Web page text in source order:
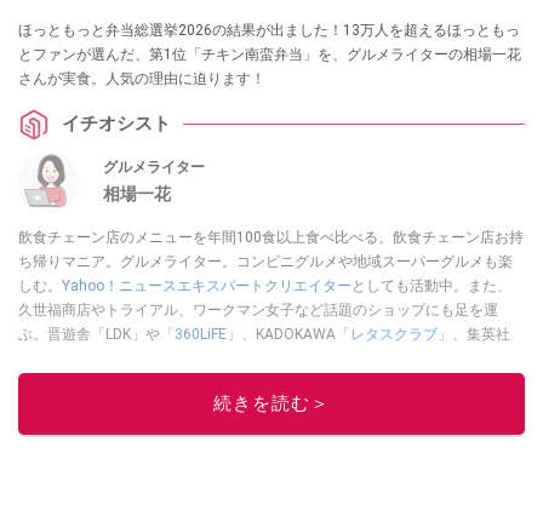
ほっともっと弁当総選挙2026の結果が出ました！13万人を超えるほっともっ
とファンが選んだ、第1位「チキン南蛮弁当」を、グルメライターの相場一花
さんが実食。人気の理由に迫ります！
イチオシスト
グルメライター
相場一花
飲食チェーン店のメニューを年間100食以上食べ比べる、飲食チェーン店お持
ち帰りマニア。グルメライター。コンビニグルメや地域スーパーグルメも楽
しむ。 Yahoo！ニュースエキスパートクリエイター としても活動中。また、
久世福商店やトライアル、ワークマン女子など話題のショップにも足を運
ぶ。晋遊舎「LDK」や 「360LiFE」 、KADOKAWA 「レタスクラブ」
、集英社
ルメライター、食の専門家として出演実績あり。
続きを読む＞